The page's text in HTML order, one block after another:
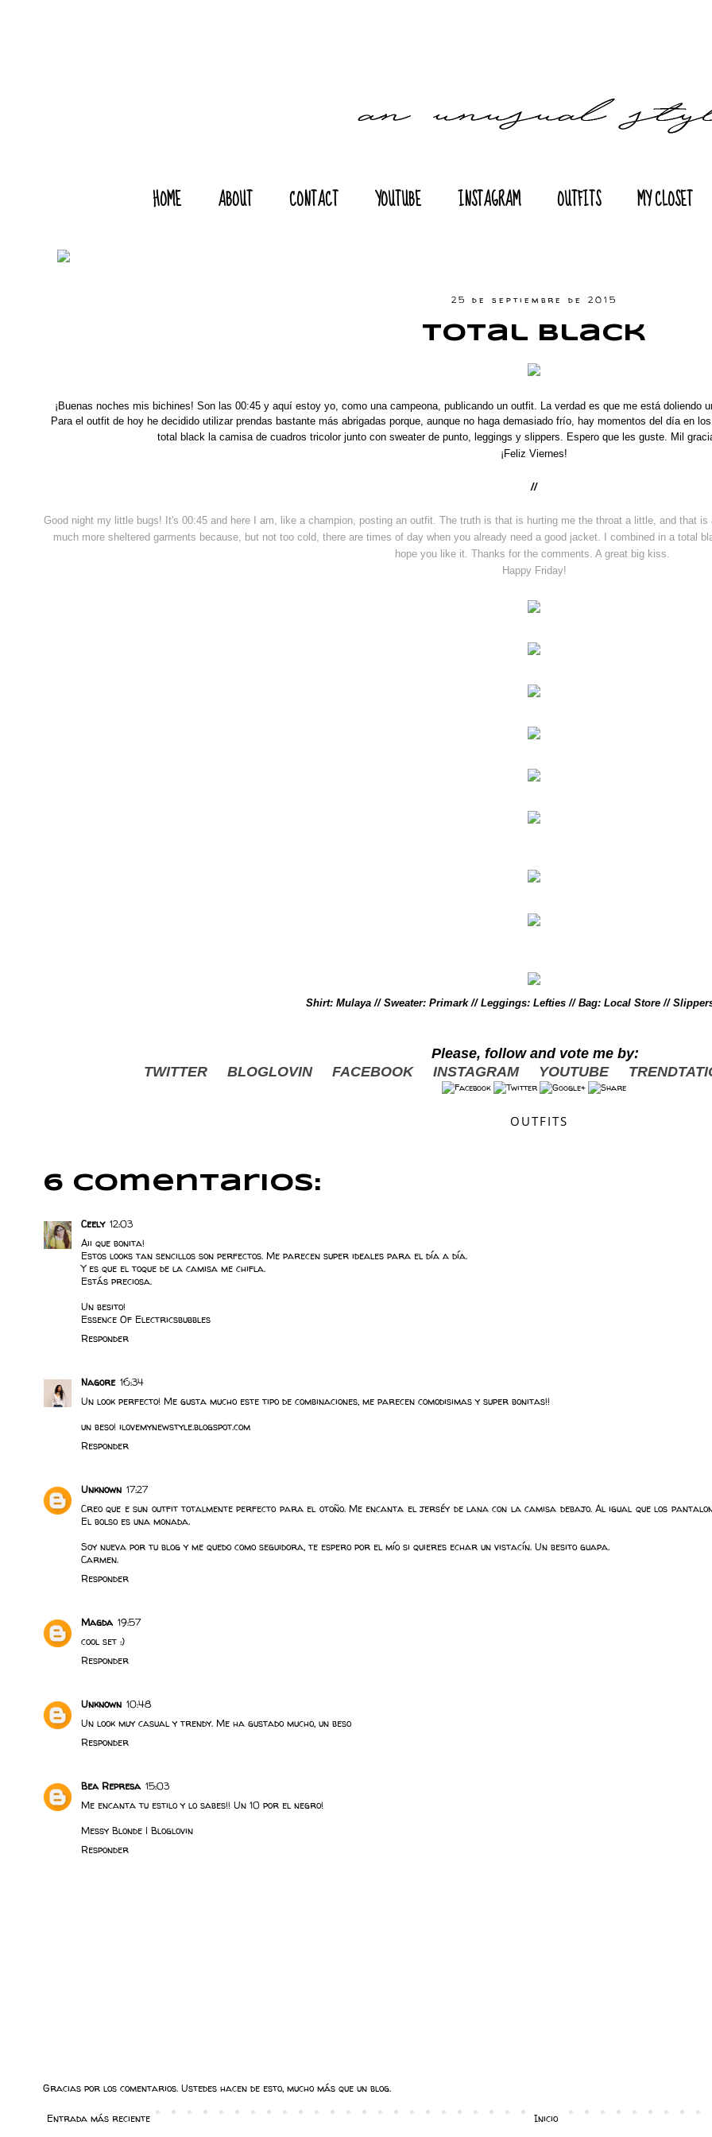
HOME ABOUT CONTACT YOUTUBE INSTAGRAM OUTFITS MY CLOSET
25 de septiembre de 2015
Total Black
¡Buenas noches mis bichines! Son las 00:45 y aquí estoy yo, como una campeona, publicando un outfit. La verdad es que me está doliendo
Para el outfit de hoy he decidido utilizar prendas bastante más abrigadas porque, aunque no haga demasiado frío, hay momentos del día en
total black la camisa de cuadros tricolor junto con sweater de punto, leggings y slippers. Espero que les guste. Mil
¡Feliz Viernes!
//
Good night my little bugs! It's 00:45 and here I am, like a champion, posting an outfit. The truth is that is hurting me the throat a little, and that
much more sheltered garments because, but not too cold, there are times of day when you already need a good jacket. I combined in a total
hope you like it. Thanks for the comments. A great big kiss.
Happy Friday!
Shirt: Mulaya // Sweater: Primark // Leggings: Lefties// Bag: Local Store //
Please, follow and vote me by:
TWITTER
BLOGLOVIN FACEBOOK INSTAGRAM YOUTUBE
OUTFITS
6 comentarios:
Ceely 12:03
Aii que bonita!
Estos looks tan sencillos son perfectos. Me parecen super ideales para el día a día.
Y es que el toque de la camisa me chifla.
Estás preciosa.
Un besito!
Essence Of Electricsbubbles
Responder
Nagore 16:34
Un look perfecto! Me gusta mucho este tipo de combinaciones, me parecen comodisimas y super bonitas!!
un beso! ilovemynewstyle.blogspot.com
Responder
Unknown 17:27
Creo que e sun outfit totalmente perfecto para el otoño. Me encanta el jerséy de lana con la camisa debajo. Al igual que los
El bolso es una monada.
Soy nueva por tu blog y me quedo como seguidora, te espero por el mío si quieres echar un vistacín. Un besito guapa.
Carmen.
Responder
Magda 19:57
cool set :)
Responder
Unknown 10:48
Un look muy casual y trendy. Me ha gustado mucho, un beso
Responder
Bea Represa 15:03
Me encanta tu estilo y lo sabes!! Un 10 por el negro!
Messy Blonde | Bloglovin
Responder
Gracias por los comentarios. Ustedes hacen de esto, mucho más que un blog.
Entrada más reciente Inicio